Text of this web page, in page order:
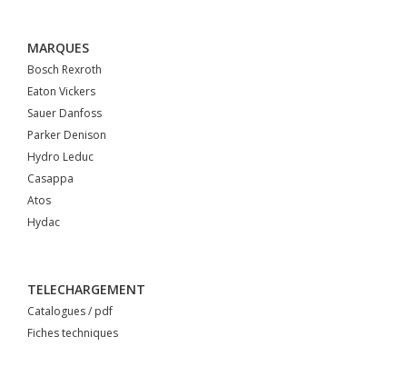
MARQUES
Bosch Rexroth
Eaton Vickers
Sauer Danfoss
Parker Denison
Hydro Leduc
Casappa
Atos
Hydac
TELECHARGEMENT
Catalogues / pdf
Fiches techniques